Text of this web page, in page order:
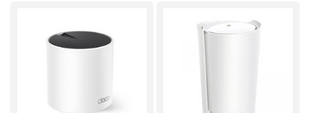
Компьютеры Fujitsu